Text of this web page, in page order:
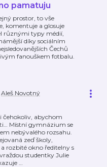
pamatuju
prostor, to vše
komentuje a glosuje
různými typy médií,
díky sociálním
Čechů
fanouškem fotbalu.
Aleš Novotný
čehokoliv, abychom
Místní gymnázium se
nebývalého rozsahu.
zeď školy,
rozbité okno ředitelny s
studentky Julie
…